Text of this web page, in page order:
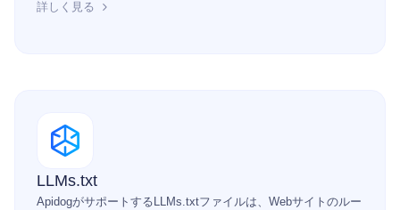
詳しく見る
LLMs.txt
ApidogがサポートするLLMs.txtファイルは、Webサイトのルー